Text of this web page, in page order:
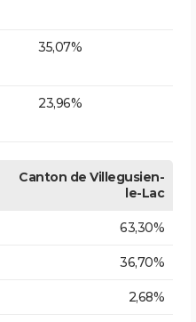
35,07%
23,96%
Canton de Villegusien-
le-Lac
63,30%
36,70%
2,68%